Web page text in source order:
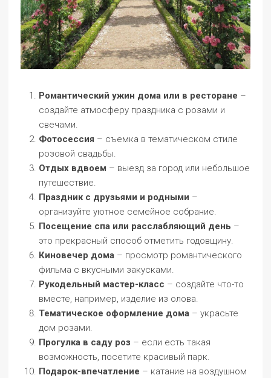
Романтический ужин дома или в ресторане –
создайте атмосферу праздника с розами и
свечами.
Фотосессия – съемка в тематическом стиле
розовой свадьбы.
Отдых вдвоем – выезд за город или небольшое
путешествие.
Праздник с друзьями и родными –
организуйте уютное семейное собрание.
Посещение спа или расслабляющий день –
это прекрасный способ отметить годовщину.
Киновечер дома – просмотр романтического
фильма с вкусными закусками.
Рукодельный мастер-класс – создайте что-то
вместе, например, изделие из олова.
Тематическое оформление дома – украсьте
дом розами.
Прогулка в саду роз – если есть такая
возможность, посетите красивый парк.
Подарок-впечатление – катание на воздушном